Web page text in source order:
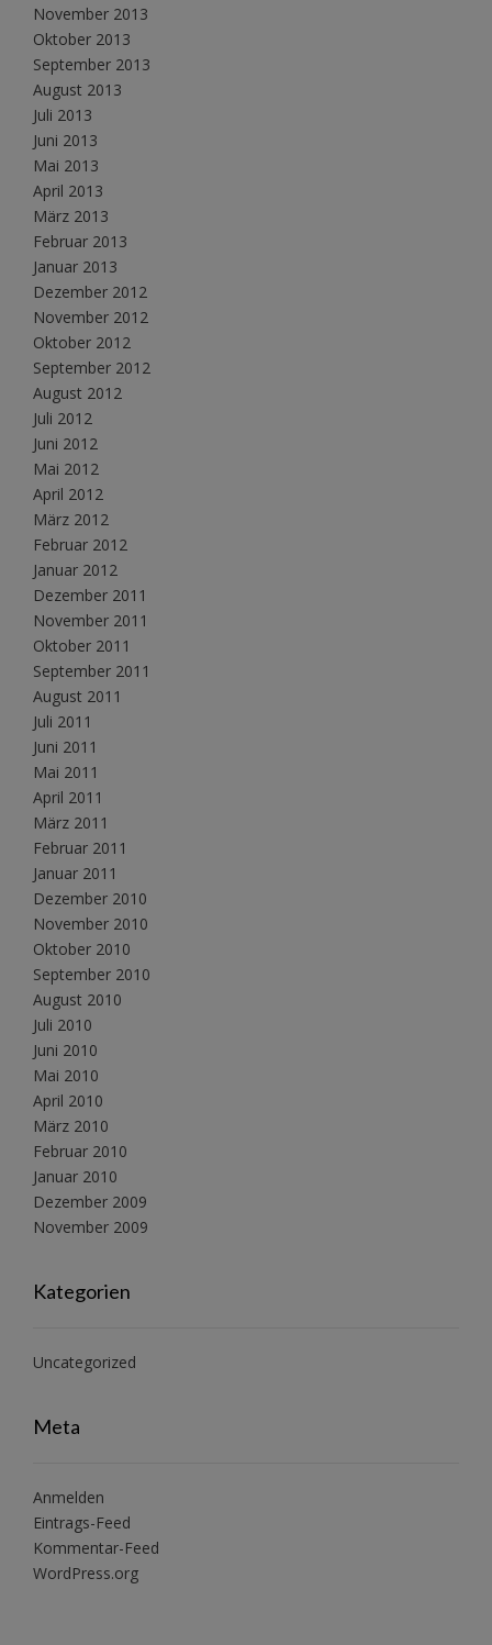
November 2013
Oktober 2013
September 2013
August 2013
Juli 2013
Juni 2013
Mai 2013
April 2013
März 2013
Februar 2013
Januar 2013
Dezember 2012
November 2012
Oktober 2012
September 2012
August 2012
Juli 2012
Juni 2012
Mai 2012
April 2012
März 2012
Februar 2012
Januar 2012
Dezember 2011
November 2011
Oktober 2011
September 2011
August 2011
Juli 2011
Juni 2011
Mai 2011
April 2011
März 2011
Februar 2011
Januar 2011
Dezember 2010
November 2010
Oktober 2010
September 2010
August 2010
Juli 2010
Juni 2010
Mai 2010
April 2010
März 2010
Februar 2010
Januar 2010
Dezember 2009
November 2009
Kategorien
Uncategorized
Meta
Anmelden
Eintrags-Feed
Kommentar-Feed
WordPress.org